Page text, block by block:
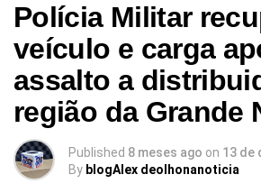
Polícia Militar
veículo e carga
assalto a
região da Grande
Published 8 meses ago on 13 de
By blogAlex deolhonanoticia